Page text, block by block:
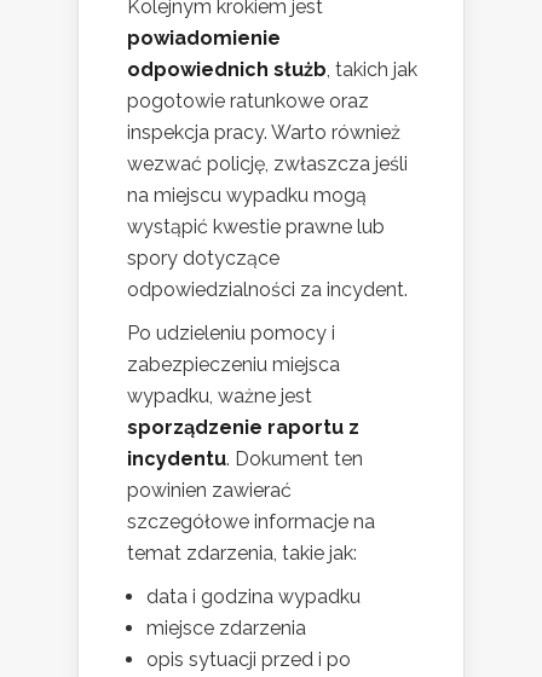
Kolejnym krokiem jest
powiadomienie
odpowiednich służb , takich jak
pogotowie ratunkowe oraz
inspekcja pracy. Warto również
wezwać policję, zwłaszcza jeśli
na miejscu wypadku mogą
wystąpić kwestie prawne lub
spory dotyczące
odpowiedzialności za incydent.
Po udzieleniu pomocy i
zabezpieczeniu miejsca
wypadku, ważne jest
sporządzenie raportu z
incydentu. Dokument ten
powinien zawierać
szczegółowe informacje na
temat zdarzenia, takie jak:
data i godzina wypadku
miejsce zdarzenia
opis sytuacji przed i po